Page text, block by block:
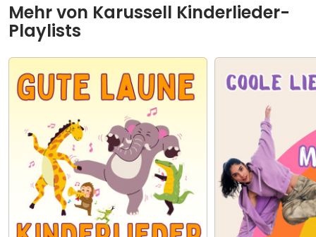
Mehr von Karussell Kinderlieder-
Playlists